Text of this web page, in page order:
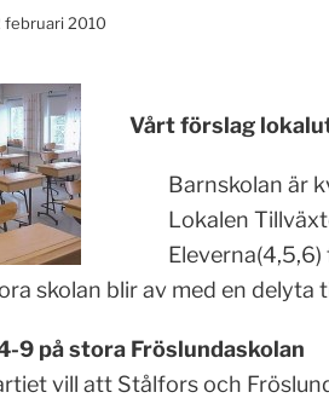
februari 2010
Vårt förslag
Barnskolan är
Lokalen
skolan blir av med en delyta
9 på stora Fröslundaskolan
vill att Stålfors och